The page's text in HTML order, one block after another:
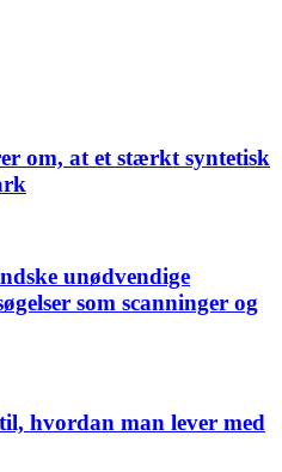
om, at et stærkt syntetisk
unødvendige
som scanninger og
hvordan man lever med